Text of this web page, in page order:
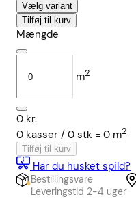
Vælg variant
Tilføj til kurv
Mængde
m2
0 kr.
0 kasser / 0 stk = 0 m2
Tilføj til kurv
Har du husket spild?
Bestillingsvare
Leveringstid 2-4 uger